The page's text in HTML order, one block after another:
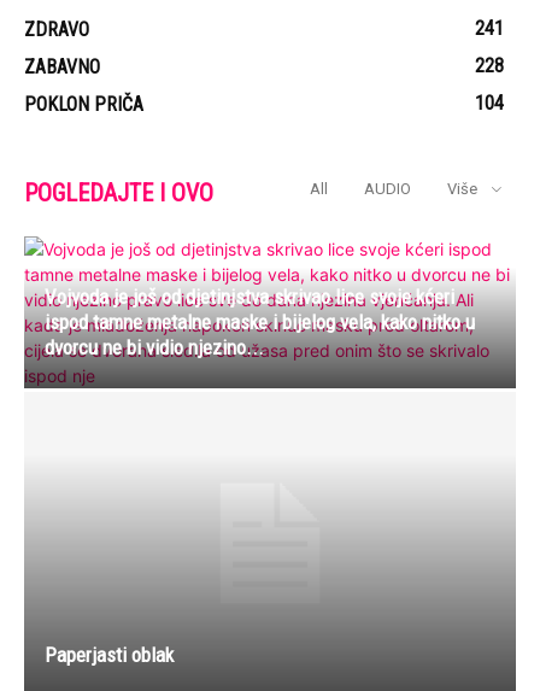
ZDRAVO
241
ZABAVNO
228
POKLON PRIČA
104
POGLEDAJTE I OVO All AUDIO Više
Vojvoda je još od djetinjstva skrivao lice svoje kćeri
ispod tamne metalne maske i bijelog vela, kako nitko u
dvorcu ne bi vidio njezino...
Paperjasti oblak